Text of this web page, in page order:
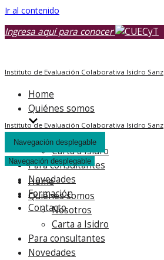
Ir al contenido
Ingresa aquí para conocer
Instituto de Evaluación Colaborativa Isidro Sanz
Home
Quiénes somos
Nosotros
Carta a Isidro
Para consultantes
Novedades
Formación
Contacto
Instituto de Evaluación Colaborativa Isidro Sanz
Navegación desplegable
Navegación desplegable
Home
Quiénes somos
Nosotros
Carta a Isidro
Para consultantes
Novedades